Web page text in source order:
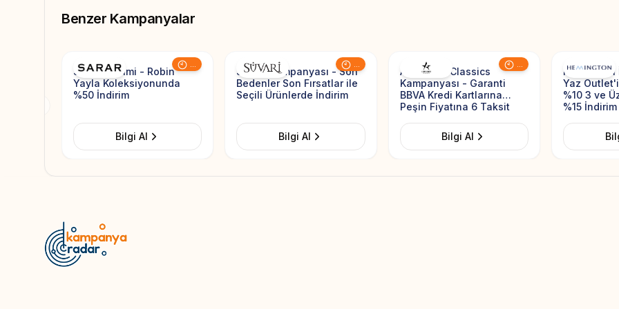
Benzer Kampanyalar
...
Sarar İndirimi - Robin
Yayla Koleksiyonunda
%50 İndirim
Bilgi Al
...
Süvari Kampanyası - Son
Bedenler Son Fırsatlar ile
Seçili Ürünlerde İndirim
Bilgi Al
...
Altınyıldız Classics
Kampanyası - Garanti
BBVA Kredi Kartlarına
Peşin Fiyatına 6 Taksit
Bilgi Al
Hemington
Yaz
%10 3 ve
%15 İndirim